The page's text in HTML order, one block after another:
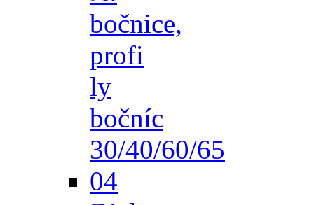
bočnice,
profi
ly
bočníc
30/40/60/65
04